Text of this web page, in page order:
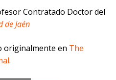
Contratado Doctor del
de Jaén
originalmente en The
.